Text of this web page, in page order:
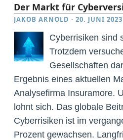
Der Markt für
JAKOB ARNOLD ·20. JUNI 2023
Cyberrisiken sind
Trotzdem
Gesellschaften
Ergebnis eines aktuellen
Analysefirma Insuramore.
lohnt sich. Das globale
Cyberrisiken ist im
Prozent gewachsen.